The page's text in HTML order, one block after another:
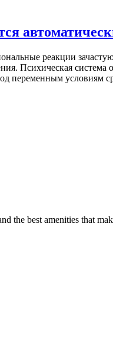
реакции
Психическая
переменным
the best amenities that